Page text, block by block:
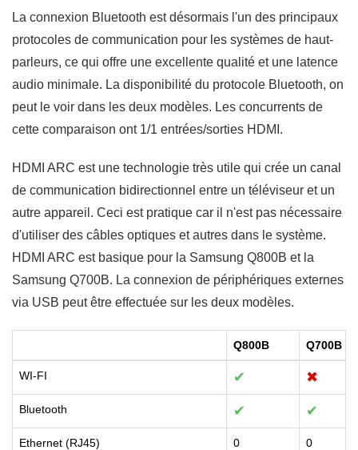
La connexion Bluetooth est désormais l'un des principaux
protocoles de communication pour les systèmes de haut-
parleurs, ce qui offre une excellente qualité et une latence
audio minimale. La disponibilité du protocole Bluetooth, on
peut le voir dans les deux modèles. Les concurrents de
cette comparaison ont 1/1 entrées/sorties HDMI.
HDMI ARC est une technologie très utile qui crée un canal
de communication bidirectionnel entre un téléviseur et un
autre appareil. Ceci est pratique car il n'est pas nécessaire
d'utiliser des câbles optiques et autres dans le système.
HDMI ARC est basique pour la Samsung Q800B et la
Samsung Q700B. La connexion de périphériques externes
via USB peut être effectuée sur les deux modèles.
Q800B Q700B
WI-FI ✔ ✖
Bluetooth ✔ ✔
Ethernet (RJ45) 0 0